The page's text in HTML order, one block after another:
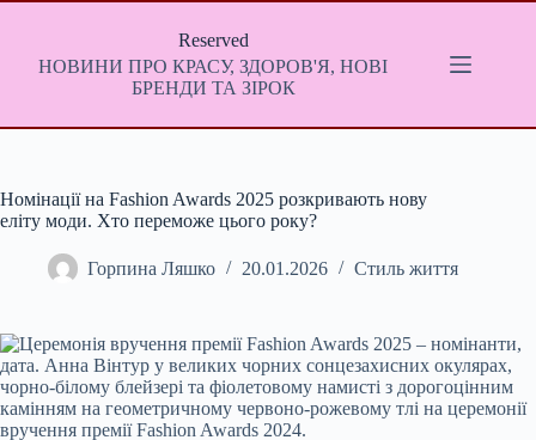
Перейти
Reserved
НОВИНИ ПРО КРАСУ, ЗДОРОВ'Я, НОВІ
БРЕНДИ ТА ЗІРОК
Номінації на Fashion Awards 2025 розкривають нову
еліту моди. Хто переможе цього року?
Горпина Ляшко 20.01.2026 Стиль життя